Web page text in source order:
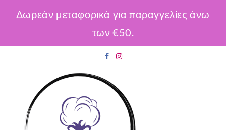
Δωρεάν μεταφορικά για παραγγελίες άνω
των €50.